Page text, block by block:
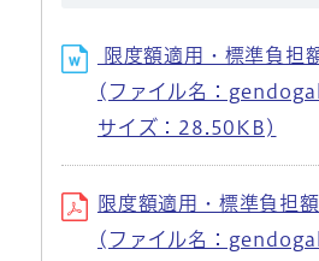
限度額適用・標準負担
(ファイル名：
サイズ：28.50KB)
限度額適用・標準負担
(ファイル名：